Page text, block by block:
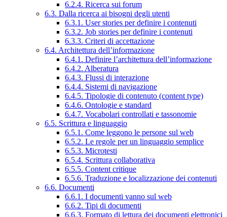
6.2.4. Ricerca sui forum
6.3. Dalla ricerca ai bisogni degli utenti
6.3.1. User stories per definire i contenuti
6.3.2. Job stories per definire i contenuti
6.3.3. Criteri di accettazione
6.4. Architettura dell’informazione
6.4.1. Definire l’architettura dell’informazione
6.4.2. Alberatura
6.4.3. Flussi di interazione
6.4.4. Sistemi di navigazione
6.4.5. Tipologie di contenuto (content type)
6.4.6. Ontologie e standard
6.4.7. Vocabolari controllati e tassonomie
6.5. Scrittura e linguaggio
6.5.1. Come leggono le persone sul web
6.5.2. Le regole per un linguaggio semplice
6.5.3. Microtesti
6.5.4. Scrittura collaborativa
6.5.5. Content critique
6.5.6. Traduzione e localizzazione dei contenuti
6.6. Documenti
6.6.1. I documenti vanno sul web
6.6.2. Tipi di documenti
6.6.3. Formato di lettura dei documenti elettronici